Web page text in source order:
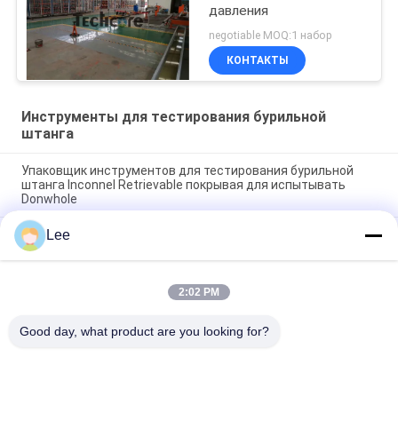
давления
negotiable MOQ:1 набор
КОНТАКТЫ
Инструменты для тестирования бурильной
штанга
Упаковщик инструментов для тестирования бурильной
штанга Inconnel Retrievable покрывая для испытывать
Donwhole
Нефтяной скважины инструментов испытания
легированной стали клапан инструментов ОМНИ хорошей
сверля обеспечивая циркуляцию
Клапан ОД 127.5мм испытания теста/Даунхоле бурильной
Lee
2:02 PM
Good day, what product are you looking for?